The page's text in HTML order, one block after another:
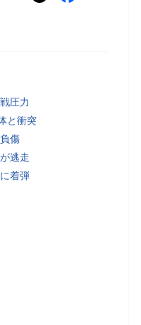
圧力
と衝突
傷
逃走
着弾